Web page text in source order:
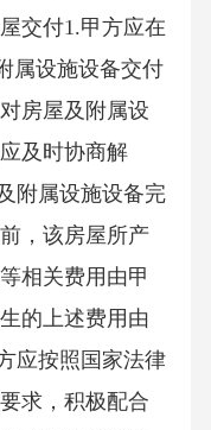
交付1.甲方应在
属设施设备交付
房屋及附属设
及时协商解
附属设施设备完
，该房屋所产
相关费用由甲
的上述费用由
应按照国家法律
求，积极配合